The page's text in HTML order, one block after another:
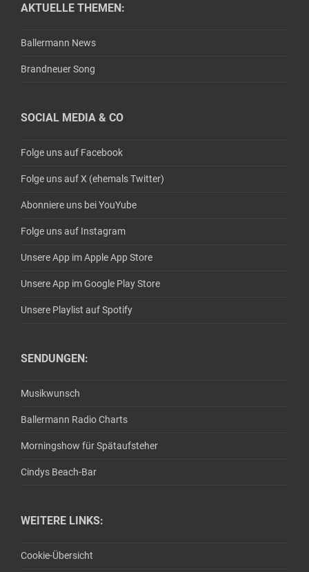
AKTUELLE THEMEN:
Ballermann News
Brandneuer Song
SOCIAL MEDIA & CO
Folge uns auf Facebook
Folge uns auf X (ehemals Twitter)
Abonniere uns bei YouYube
Folge uns auf Instagram
Unsere App im Apple App Store
Unsere App im Google Play Store
Unsere Playlist auf Spotify
SENDUNGEN:
Musikwunsch
Ballermann Radio Charts
Morningshow für Spätaufsteher
Cindys Beach-Bar
WEITERE LINKS:
Cookie-Übersicht